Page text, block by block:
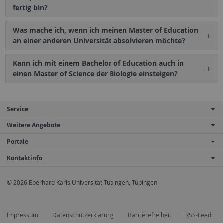
fertig bin?
Was mache ich, wenn ich meinen Master of Education
an einer anderen Universität absolvieren möchte?
Kann ich mit einem Bachelor of Education auch in
einen Master of Science der Biologie einsteigen?
Service
Weitere Angebote
Portale
Kontaktinfo
© 2026 Eberhard Karls Universität Tübingen, Tübingen
Impressum Datenschutzerklärung Barrierefreiheit RSS-Feed